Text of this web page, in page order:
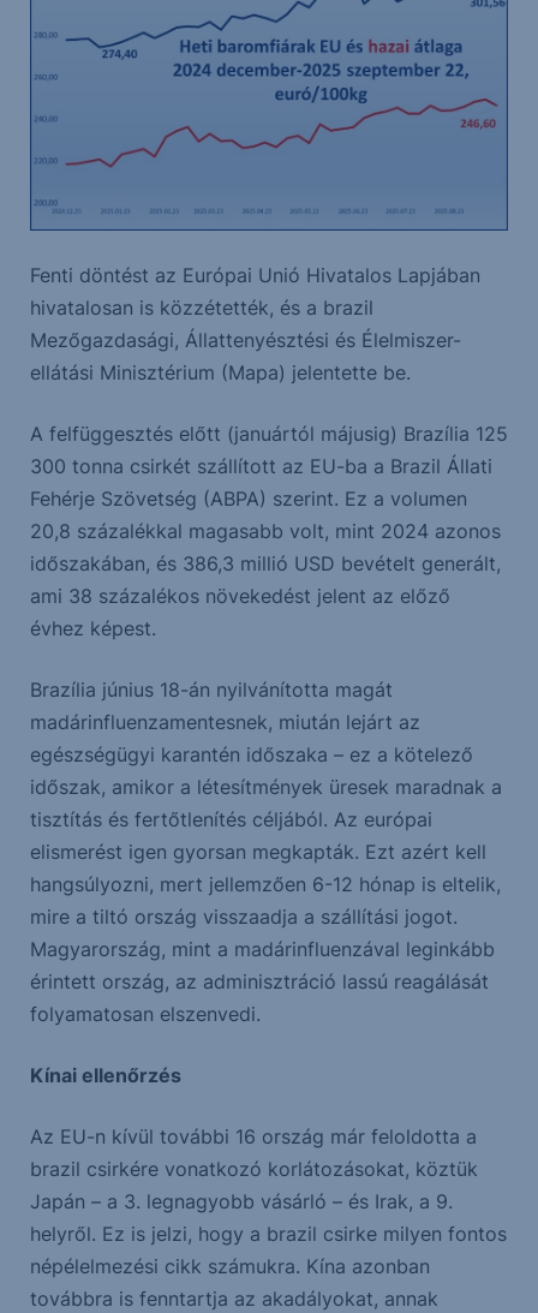
Fenti döntést az Európai Unió Hivatalos Lapjában
hivatalosan is közzétették, és a brazil
Mezőgazdasági, Állattenyésztési és Élelmiszer-
ellátási Minisztérium (Mapa) jelentette be.
A felfüggesztés előtt (januártól májusig) Brazília 125
300 tonna csirkét szállított az EU-ba a Brazil Állati
Fehérje Szövetség (ABPA) szerint. Ez a volumen
20,8 százalékkal magasabb volt, mint 2024 azonos
időszakában, és 386,3 millió USD bevételt generált,
ami 38 százalékos növekedést jelent az előző
évhez képest.
Brazília június 18-án nyilvánította magát
madárinfluenzamentesnek, miután lejárt az
egészségügyi karantén időszaka – ez a kötelező
időszak, amikor a létesítmények üresek maradnak a
tisztítás és fertőtlenítés céljából. Az európai
elismerést igen gyorsan megkapták. Ezt azért kell
hangsúlyozni, mert jellemzően 6-12 hónap is eltelik,
mire a tiltó ország visszaadja a szállítási jogot.
Magyarország, mint a madárinfluenzával leginkább
érintett ország, az adminisztráció lassú reagálását
folyamatosan elszenvedi.
Kínai ellenőrzés
Az EU-n kívül további 16 ország már feloldotta a
brazil csirkére vonatkozó korlátozásokat, köztük
Japán – a 3. legnagyobb vásárló – és Irak, a 9.
helyről. Ez is jelzi, hogy a brazil csirke milyen fontos
népélelmezési cikk számukra. Kína azonban
továbbra is fenntartja az akadályokat, annak